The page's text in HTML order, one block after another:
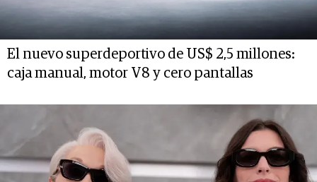
El nuevo superdeportivo de US$ 2,5 millones:
caja manual, motor V8 y cero pantallas